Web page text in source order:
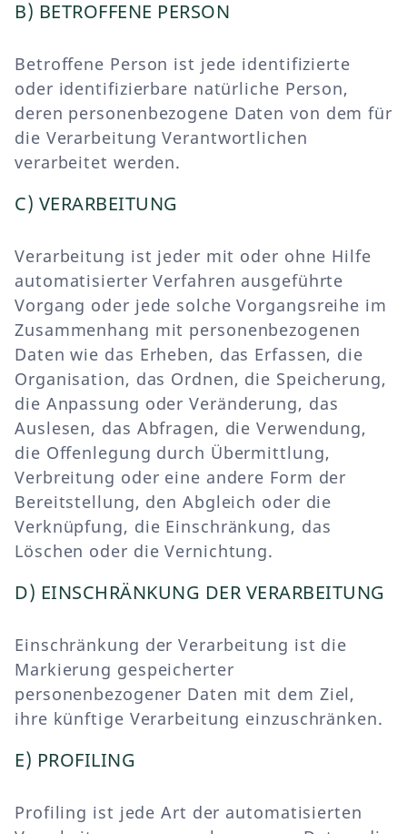
B) BETROFFENE PERSON
Betroffene Person ist jede identifizierte
oder identifizierbare natürliche Person,
deren personenbezogene Daten von dem für
die Verarbeitung Verantwortlichen
verarbeitet werden.
C) VERARBEITUNG
Verarbeitung ist jeder mit oder ohne Hilfe
automatisierter Verfahren ausgeführte
Vorgang oder jede solche Vorgangsreihe im
Zusammenhang mit personenbezogenen
Daten wie das Erheben, das Erfassen, die
Organisation, das Ordnen, die Speicherung,
die Anpassung oder Veränderung, das
Auslesen, das Abfragen, die Verwendung,
die Offenlegung durch Übermittlung,
Verbreitung oder eine andere Form der
Bereitstellung, den Abgleich oder die
Verknüpfung, die Einschränkung, das
Löschen oder die Vernichtung.
D) EINSCHRÄNKUNG DER VERARBEITUNG
Einschränkung der Verarbeitung ist die
Markierung gespeicherter
personenbezogener Daten mit dem Ziel,
ihre künftige Verarbeitung einzuschränken.
E) PROFILING
Profiling ist jede Art der automatisierten